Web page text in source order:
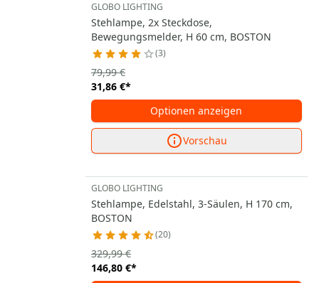
GLOBO LIGHTING
Stehlampe, 2x Steckdose,
Bewegungsmelder, H 60 cm, BOSTON
3
31,86 €*
79,99 €
Optionen anzeigen
Vorschau
GLOBO LIGHTING
Stehlampe, Edelstahl, 3-Säulen, H 170 cm,
BOSTON
20
146,80 €*
329,99 €